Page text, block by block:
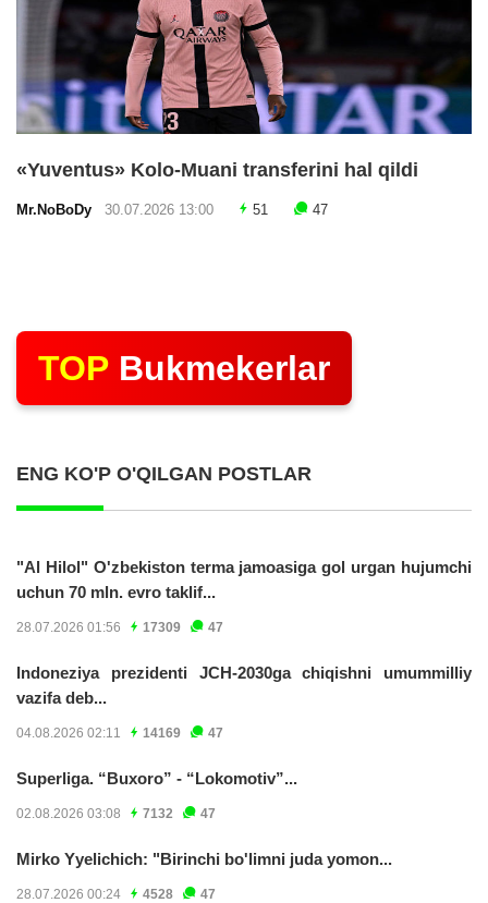
«Yuventus» Kolo-Muani transferini hal qildi
Mr.NoBoDy 30.07.2026 13:00 51 47
TOP Bukmekerlar
ENG KO'P O'QILGAN POSTLAR
"Al Hilol" O'zbekiston terma jamoasiga gol urgan hujumchi
uchun 70 mln. evro taklif...
28.07.2026 01:56 17309 47
Indoneziya prezidenti JCH-2030ga chiqishni umummilliy
vazifa deb...
04.08.2026 02:11 14169 47
Superliga. “Buxoro” - “Lokomotiv”...
02.08.2026 03:08 7132 47
Mirko Yyelichich: "Birinchi bo'limni juda yomon...
28.07.2026 00:24 4528 47